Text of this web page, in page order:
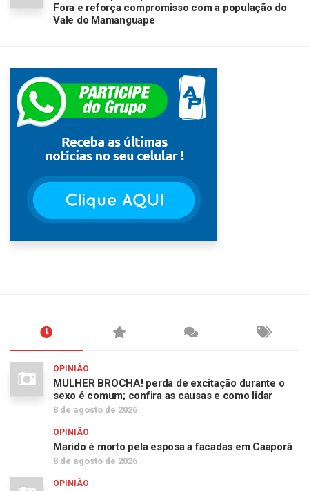
Fora e reforça compromisso com a população do
Vale do Mamanguape
OPINIÃO
MULHER BROCHA! perda de excitação durante o
sexo é comum; confira as causas e como lidar
8 de agosto de 2026
OPINIÃO
Marido é morto pela esposa a facadas em Caaporã
8 de agosto de 2026
OPINIÃO